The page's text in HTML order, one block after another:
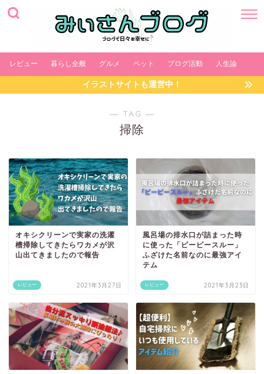
レビュー 暮らし全般 グルメ ペット ブログ活動 人生論
イラストサイトも運営中！
― TAG ―
掃除
レビュー
オキシクリーンで実家の洗濯
槽掃除してきたらワカメが沢
山出てきましたので報告
2021年3月27日 レビュー
風呂場の排水口が詰まった時
に使った「ピーピースルー」
ふざけた名前なのに最強アイ
テム
2021年3月23日